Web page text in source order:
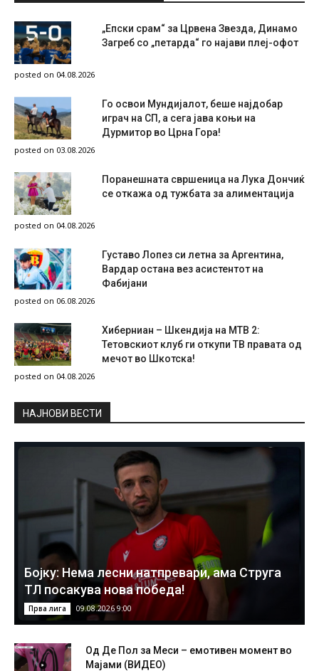
„Епски срам“ за Црвена Звезда, Динамо
Загреб со „петарда“ го најави плеј-офот
posted on 04.08.2026
Го освои Мундијалот, беше најдобар
играч на СП, а сега јава коњи на
Дурмитор во Црна Гора!
posted on 03.08.2026
Поранешната свршеница на Лука Дончиќ
се откажа од тужбата за алиментација
posted on 04.08.2026
Густаво Лопез си летна за Аргентина,
Вардар остана вез асистентот на
Фабијани
posted on 06.08.2026
Хиберниан – Шкендија на МТВ 2:
Тетовскиот клуб ги откупи ТВ правата од
мечот во Шкотска!
posted on 04.08.2026
НAЈНОВИ ВЕСТИ
Бојку: Нема лесни натпревари, ама Струга
ТЛ посакува нова победа!
Прва лига 09.08.2026 9:00
Од Де Пол за Меси – емотивен момент во
Мајами (ВИДЕО)